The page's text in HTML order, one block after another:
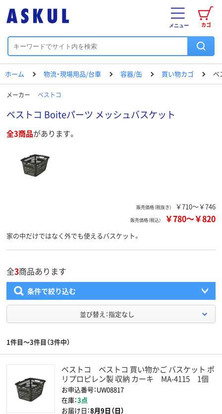
カゴ
メニュー
ホーム 物流・現場用品/台車 容器/缶 買い物カゴ ベ
メーカー ベストコ
ベストコ Boiteパーツ メッシュバスケット
全3商品があります。
販売価格（税抜き） ￥710～￥746
販売価格（税込） ￥780～￥820
家の中だけではなく外でも使えるバスケット。
全3商品あります
条件で絞り込む
並び替え：指定なし
1件目～3件目（3件中）
ベストコ ベストコ 買い物かご バスケット ポ
リプロピレン製 収納 カーキ MA-4115 1個
お申込番号：UW08817
在庫：3点
お届け日：8月9日（日）